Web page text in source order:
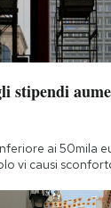
stipendi
ai 50mila
vi causi